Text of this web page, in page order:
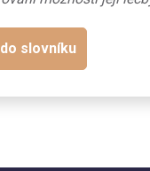
slovníku